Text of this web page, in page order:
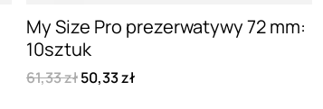
My Size Pro prezerwatywy 72 mm:
10sztuk
61,33 zł50,33 zł